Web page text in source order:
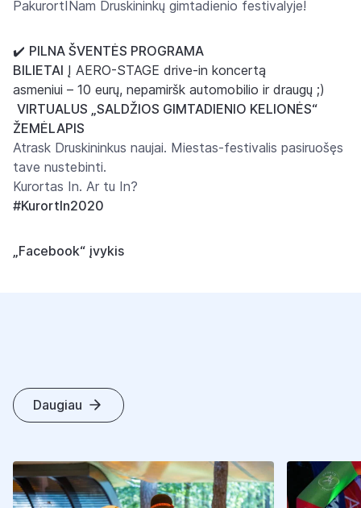
PakurortINam Druskininkų gimtadienio festivalyje!
✔️ PILNA ŠVENTĖS PROGRAMA
BILIETAI Į AERO-STAGE drive-in koncertą
asmeniui – 10 eurų, nepamiršk automobilio ir draugų ;)
VIRTUALUS „SALDŽIOS GIMTADIENIO KELIONĖS“
ŽEMĖLAPIS
Atrask Druskininkus naujai. Miestas-festivalis pasiruošęs
tave nustebinti.
Kurortas In. Ar tu In?
#KurortIn2020
„Facebook“ įvykis
Daugiau